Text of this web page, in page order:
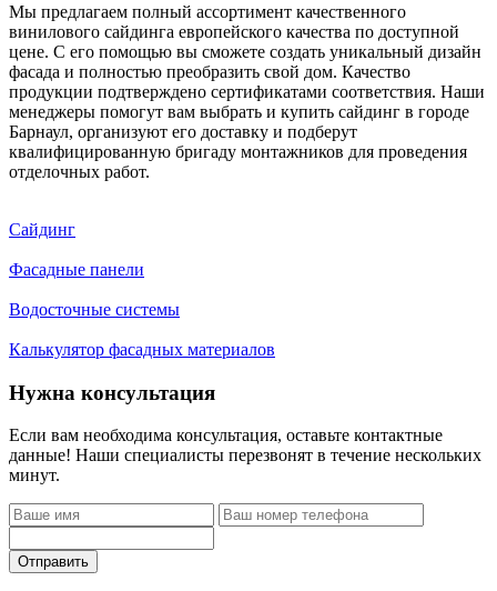
Мы предлагаем полный ассортимент качественного
винилового сайдинга европейского качества по доступной
цене. С его помощью вы сможете создать уникальный дизайн
фасада и полностью преобразить свой дом. Качество
продукции подтверждено сертификатами соответствия. Наши
менеджеры помогут вам выбрать и купить сайдинг в городе
Барнаул, организуют его доставку и подберут
квалифицированную бригаду монтажников для проведения
отделочных работ.
Сайдинг
Фасадные панели
Водосточные системы
Калькулятор фасадных материалов
Нужна консультация
Если вам необходима консультация, оставьте контактные
данные! Наши специалисты перезвонят в течение нескольких
минут.
Отправить